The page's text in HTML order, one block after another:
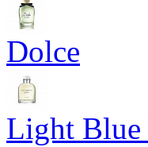
Dolce
Light Blue